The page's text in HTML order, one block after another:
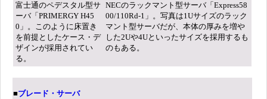
富士通のペデスタル型サ
ーバ「PRIMERGY H45
0」。このように床置き
を前提としたケース・デ
ザインが採用されてい
る。
NECのラックマント型サーバ「Express58
00/110Rd-1」。写真は1Uサイズのラック
マント型サーバだが、本体の厚みを増や
した2Uや4Uといったサイズを採用するも
のもある。
■ブレード・サーバ